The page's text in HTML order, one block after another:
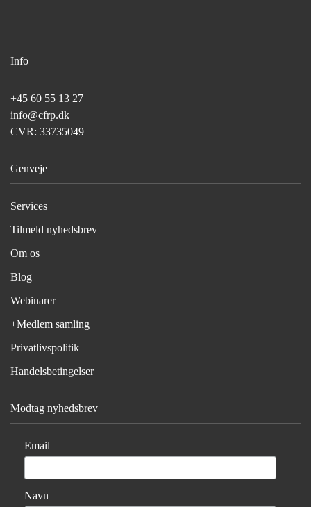
Info
+45 60 55 13 27
info@cfrp.dk
CVR: 33735049
Genveje
Services
Tilmeld nyhedsbrev
Om os
Blog
Webinarer
+Medlem samling
Privatlivspolitik
Handelsbetingelser
Modtag nyhedsbrev
Email
Navn